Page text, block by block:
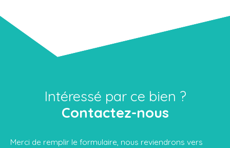
Intéressé par ce bien ?
Contactez-nous
Merci de remplir le formulaire, nous reviendrons vers